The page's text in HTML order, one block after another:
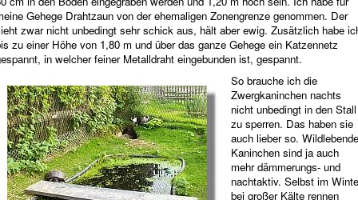
Gehege Drahtzaun von der ehemaligen Zonengrenze genommen. Der
zwar nicht unbedingt sehr schick aus, hält aber ewig. Zusätzlich habe
zu einer Höhe von 1,80 m und über das ganze Gehege ein Katzennetz
in welcher feiner Metalldraht eingebunden ist, gespannt.
So brauche ich die
Zwergkaninchen nachts
nicht unbedingt in den Stall
zu sperren. Das haben sie
auch lieber so. Wildlebende
Kaninchen sind ja auch
mehr dämmerungs- und
nachtaktiv. Selbst im
bei großer Kälte rennen